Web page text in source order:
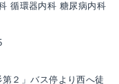
循環器内科 糖尿病内科
２」バス停より西へ徒